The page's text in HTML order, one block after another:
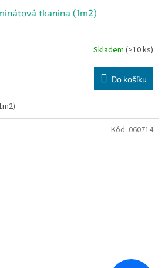
tkanina (1m2)
Skladem (>10 ks)
Do košíku
Kód: 060714